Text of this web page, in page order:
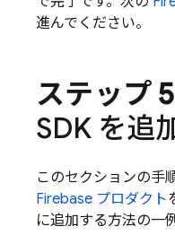
進んでください。
ステップ 5
SDK を追
このセクションの手
Firebase プロダクト
に追加する方法の一